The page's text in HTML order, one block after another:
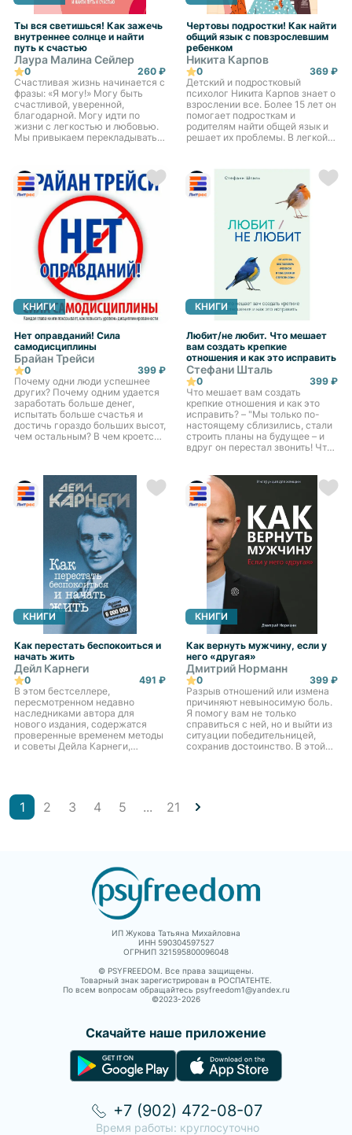
Ты вся светишься! Как зажечь
внутреннее солнце и найти
путь к счастью
Лаура Малина Сейлер
0
260 ₽
Счастливая жизнь начинается с
фразы: «Я могу!» Могу быть
счастливой, уверенной,
благодарной. Могу идти по
жизни с легкостью и любовью.
Мы привыкаем перекладывать
обстоятельства или
окружающих и заб...
Чертовы подростки! Как найти
общий язык с повзрослевшим
ребенком
Никита Карпов
0
369 ₽
Детский и подростковый
психолог Никита Карпов знает о
взрослении все. Более 15 лет он
помогает подросткам и
родителям найти общей язык и
решает их проблемы. В легкой
реальных кейсах, профес...
КНИГИ
Нет оправданий! Сила
самодисциплины
Брайан Трейси
0
399 ₽
Почему одни люди успешнее
других? Почему одним удается
заработать больше денег,
испытать больше счастья и
достичь гораздо больших высот,
чем остальным? В чем кроется
КНИГИ
Любит/не любит. Что мешает
вам создать крепкие
отношения и как это исправить
Стефани Шталь
0
399 ₽
Что мешает вам создать
крепкие отношения и как это
исправить? – "Мы только по-
настоящему сблизились, стали
строить планы на будущее – и
вдруг он перестал звонить! Что
съехались,...
КНИГИ
Как перестать беспокоиться и
начать жить
Дейл Карнеги
0
491 ₽
В этом бестселлере,
пересмотренном недавно
наследниками автора для
нового издания, содержатся
проверенные временем методы
и советы Дейла Карнеги,
КНИГИ
Как вернуть мужчину, если у
него «другая»
Дмитрий Норманн
0
399 ₽
Разрыв отношений или измена
причиняют невыносимую боль.
Я помогу вам не только
справиться с ней, но и выйти из
ситуации победительницей,
сохранив достоинство. В этой
1 2 3 4 5 ... 21
ИП Жукова Татьяна Михайловна
ИНН 590304597527
ОГРНИП 321595800096048
© PSYFREEDOM. Все права защищены.
Товарный знак зарегистрирован в РОСПАТЕНТЕ.
По всем вопросам обращайтесь psyfreedom1@yandex.ru
©2023-2026
Скачайте наше приложение
+7 (902) 472-08-07
Время работы: круглосуточно